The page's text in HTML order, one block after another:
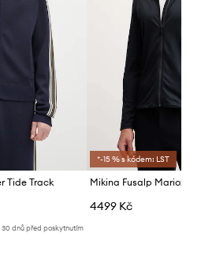
Tide Track
30 dnů před poskytnutím
*-15 % s kódem: LST
Mikina Fusalp Mariozip
4499 Kč